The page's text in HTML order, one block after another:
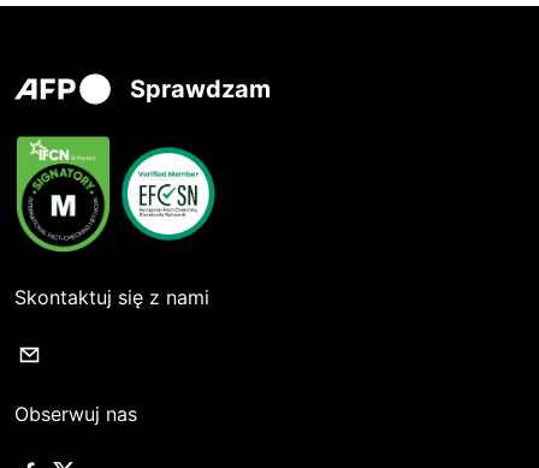
Sprawdzam
Skontaktuj się z nami
Obserwuj nas